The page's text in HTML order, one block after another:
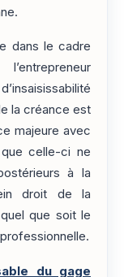
dans le cadre
la créance est
majeure avec
que celle-ci ne
à la
droit de la
que soit le
du gage